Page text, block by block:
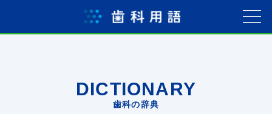
DICTIONARY
歯科の辞典